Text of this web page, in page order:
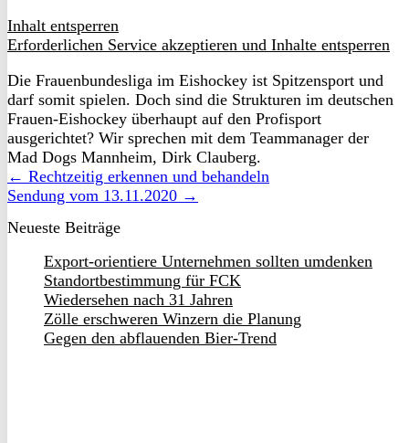
Inhalt entsperren
Erforderlichen Service akzeptieren und Inhalte entsperren
Die Frauenbundesliga im Eishockey ist Spitzensport und
darf somit spielen. Doch sind die Strukturen im deutschen
Frauen-Eishockey überhaupt auf den Profisport
ausgerichtet? Wir sprechen mit dem Teammanager der
Mad Dogs Mannheim, Dirk Clauberg.
← Rechtzeitig erkennen und behandeln
Sendung vom 13.11.2020 →
Neueste Beiträge
Export-orientiere Unternehmen sollten umdenken
Standortbestimmung für FCK
Wiedersehen nach 31 Jahren
Zölle erschweren Winzern die Planung
Gegen den abflauenden Bier-Trend